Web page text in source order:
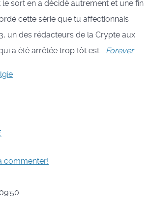
sort en a décidé autrement et une fin
cette série que tu affectionnais
un des rédacteurs de la Crypte aux
a été arrêtée trop tôt est... Forever.
commenter!